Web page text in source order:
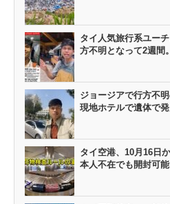
タイ人気旅行系ユー
方不明となって2週間
ジョージアで行方不
現地ホテルで遺体で
タイ空港、10月16日
本人不在でも開封可